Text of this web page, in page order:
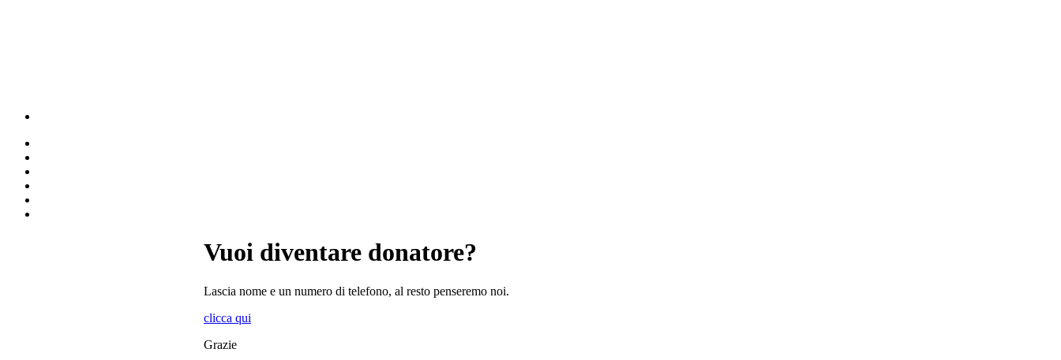
Vuoi diventare donatore?
Lascia nome e un numero di telefono, al resto penseremo noi.
clicca qui
Grazie